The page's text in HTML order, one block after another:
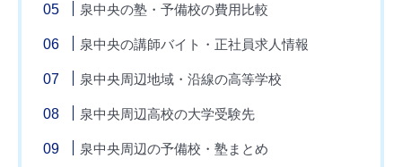
泉中央の塾・予備校の費用比較
泉中央の講師バイト・正社員求人情報
泉中央周辺地域・沿線の高等学校
泉中央周辺高校の大学受験先
泉中央周辺の予備校・塾まとめ